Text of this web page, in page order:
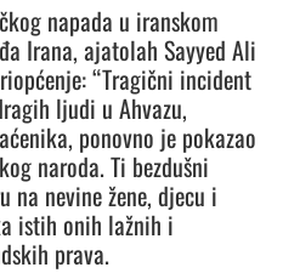
napada u iranskom
Irana, ajatolah Sayyed Ali
“Tragični incident
ljudi u Ahvazu,
ponovno je pokazao
naroda. Ti bezdušni
nevine žene, djecu i
istih onih lažnih i
prava.